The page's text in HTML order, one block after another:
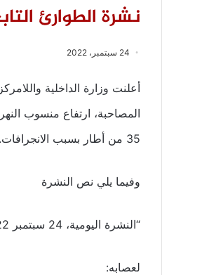
نشرة الطوارئ
24 سبتمبر، 2022
أعلنت وزارة الداخلية
35 من أطار بسبب الانجرافات.
وفيما يلي نص النشرة
“النشرة اليومية، 24 سبتمبر 2022،
لعصابه: